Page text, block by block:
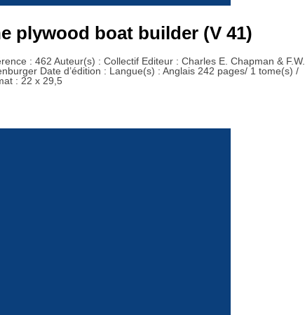
plywood boat builder (V 41)
: 462 Auteur(s) : Collectif Editeur : Charles E. Chapman & F.W.
Date d’édition : Langue(s) : Anglais 242 pages/ 1 tome(s) /
: 22 x 29,5